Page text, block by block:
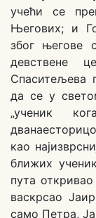
учећи се
Његових; и
због његове
девствене
Спаситељева
да се у
„ученик
као
ближих
пута
васкрсао
само Петра,